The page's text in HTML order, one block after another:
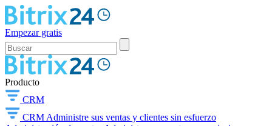
Empezar gratis
Producto
CRM
CRM Administre sus ventas y clientes sin esfuerzo